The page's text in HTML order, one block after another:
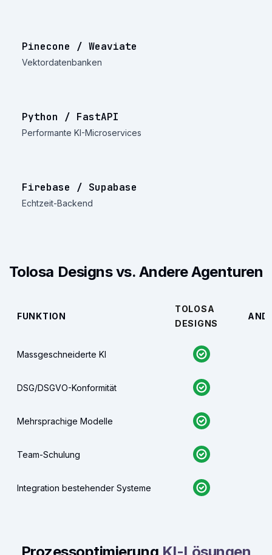
Pinecone / Weaviate
Vektordatenbanken
Python / FastAPI
Performante KI-Microservices
Firebase / Supabase
Echtzeit-Backend
Tolosa Designs vs. Andere Agenturen
FUNKTION
TOLOSA
DESIGNS
Massgeschneiderte KI
DSG/DSGVO-Konformität
Mehrsprachige Modelle
Team-Schulung
Integration bestehender Systeme